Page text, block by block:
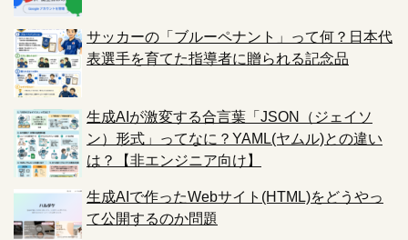
サッカーの「ブルーペナント」って何？日本代
表選手を育てた指導者に贈られる記念品
生成AIが激変する合言葉「JSON（ジェイソ
ン）形式」ってなに？YAML(ヤムル)との違い
は？【非エンジニア向け】
生成AIで作ったWebサイト(HTML)をどうやっ
て公開するのか問題